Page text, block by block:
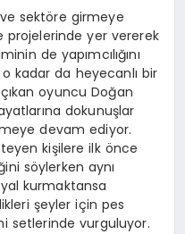
sektöre girmeye
projelerinde yer vererek
de yapımcılığını
kadar da heyecanlı bir
oyuncu Doğan
dokunuşlar
devam ediyor.
kişilere ilk önce
söylerken aynı
kurmaktansa
şeyler için pes
setlerinde vurguluyor.